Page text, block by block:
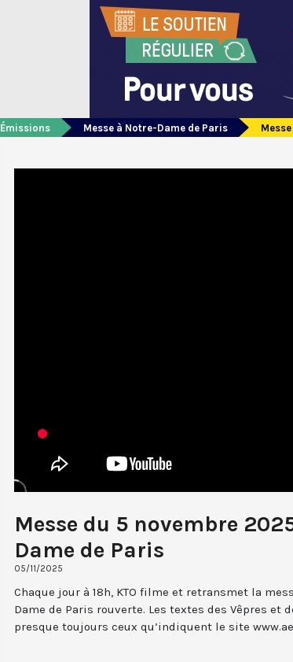
Émissions Messe à Notre-Dame de Paris
Messe du 5 novembre
Dame de Paris
05/11/2025
Chaque jour à 18h, KTO filme et retransmet la
Dame de Paris rouverte. Les textes des Vêpres et
presque toujours ceux qu’indiquent le site